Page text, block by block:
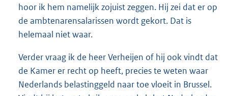
hoor ik hem namelijk zojuist zeggen. Hij zei dat er op
de ambtenarensalarissen wordt gekort. Dat is
helemaal niet waar.
Verder vraag ik de heer Verheijen of hij ook vindt dat
de Kamer er recht op heeft, precies te weten waar
Nederlands belastinggeld naar toe vloeit in Brussel.